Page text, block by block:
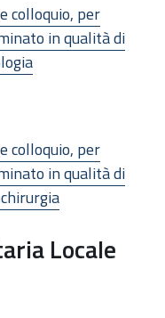
colloquio, per
in qualità di
colloquio, per
in qualità di
Locale